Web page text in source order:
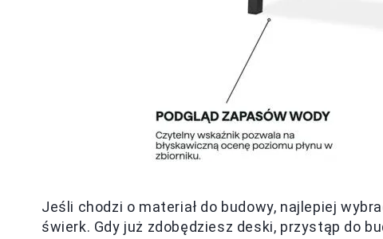
Jeśli chodzi o materiał do budowy, najlepiej
świerk. Gdy już zdobędziesz deski, przystąp do